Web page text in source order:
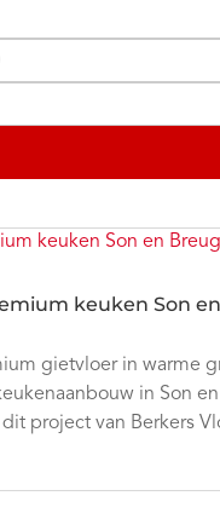
keuken Son en
gietvloer in warme
in Son en
project van Berkers